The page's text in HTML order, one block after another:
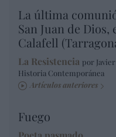
La última
San Juan de Dios,
Calafell
La Resistencia por
Historia Contemporánea
Artículos anteriores
Fuego